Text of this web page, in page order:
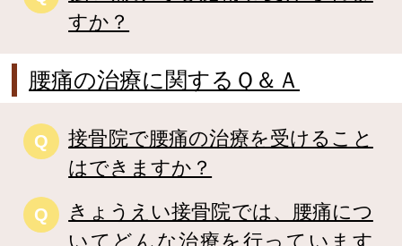
すか？
腰痛の治療に関するＱ＆Ａ
Q
接骨院で腰痛の治療を受けること
はできますか？
Q
きょうえい接骨院では、腰痛につ
いてどんな治療を行っています